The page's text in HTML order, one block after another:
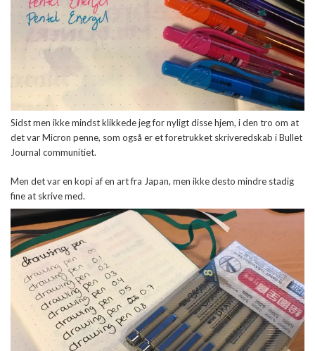
Sidst men ikke mindst klikkede jeg for nyligt disse hjem, i den tro om at
det var Micron penne, som også er et foretrukket skriveredskab i Bullet
Journal communitiet.
Men det var en kopi af en art fra Japan, men ikke desto mindre stadig
fine at skrive med.